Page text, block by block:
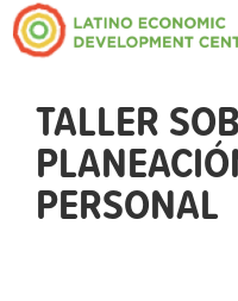
TALLER
PERSONAL